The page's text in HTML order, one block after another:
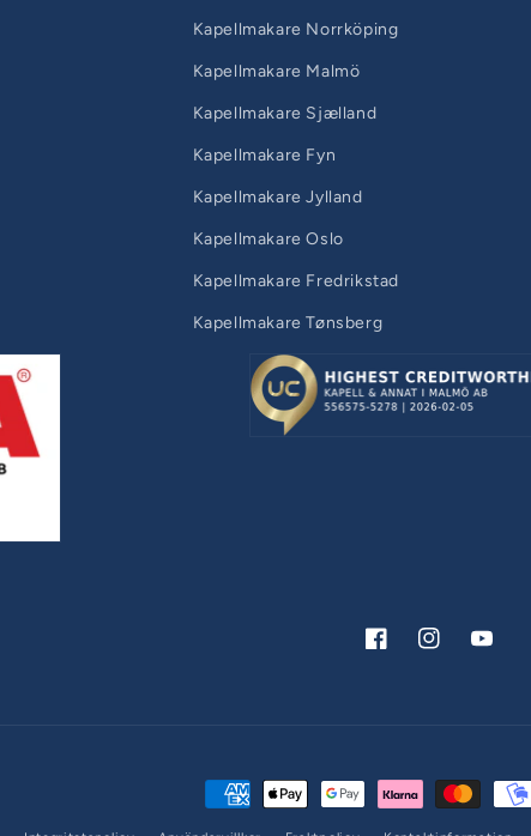
Kapellmakare Norrköping
Kapellmakare Malmö
Kapellmakare Sjælland
Kapellmakare Fyn
Kapellmakare Jylland
Kapellmakare Oslo
Kapellmakare Fredrikstad
Kapellmakare Tønsberg
FacebookInstagramYouTube
Betalningsmetoder